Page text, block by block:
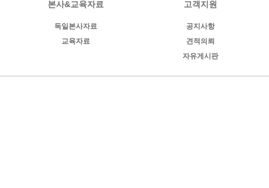
본사&교육자료
독일본사자료
교육자료
고객지원
공지사항
견적의뢰
자유게시판